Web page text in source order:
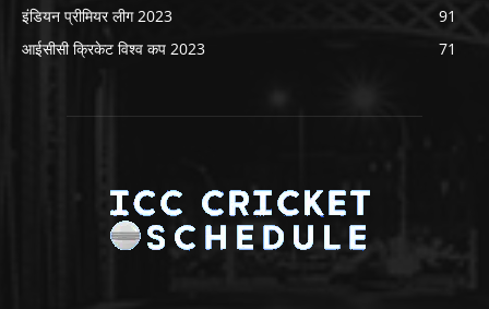
इंडियन प्रीमियर लीग 2023
91
आईसीसी क्रिकेट विश्व कप 2023
71